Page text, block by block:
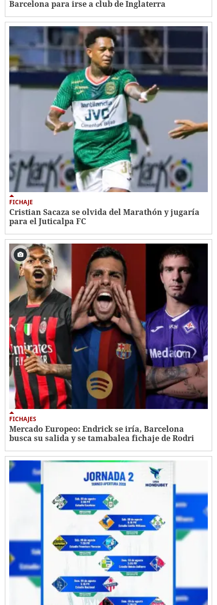
Barcelona para irse a club de Inglaterra
FICHAJE
Cristian Sacaza se olvida del Marathón y jugaría
para el Juticalpa FC
FICHAJES
Mercado Europeo: Endrick se iría, Barcelona
busca su salida y se tamabalea fichaje de Rodri